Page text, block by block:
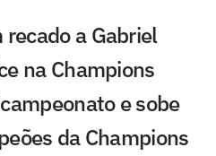
a Gabriel
na Champions
e sobe
da Champions